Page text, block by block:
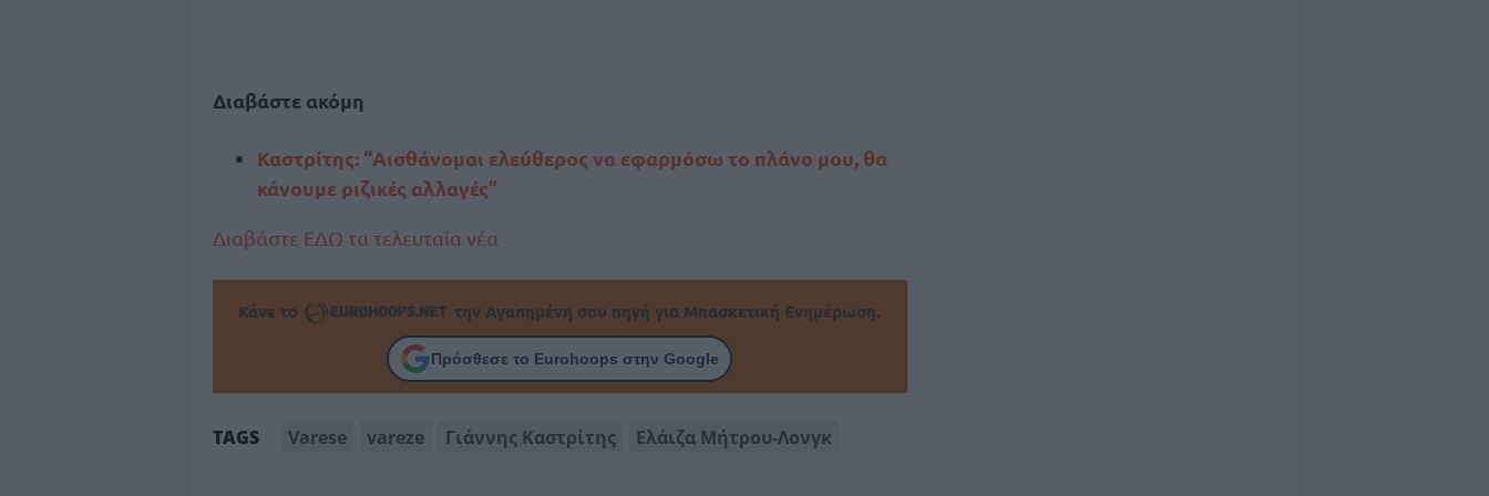
Διαβάστε ακόμη
Καστρίτης: “Αισθάνομαι ελεύθερος να εφαρμόσω το πλάνο μου, θα
κάνουμε ριζικές αλλαγές”
Διαβάστε ΕΔΩ τα τελευταία νέα
Κάνε το την Αγαπημένη σου πηγή για Μπασκετική Ενημέρωση.
Πρόσθεσε το Eurohoops στην Google
TAGS Varese vareze Γιάννης Καστρίτης Ελάιζα Μήτρου-Λονγκ